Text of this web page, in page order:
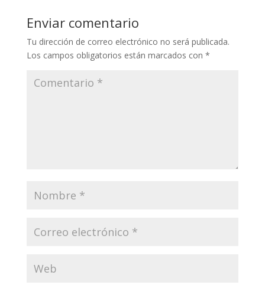
Enviar comentario
Tu dirección de correo electrónico no será publicada.
Los campos obligatorios están marcados con *